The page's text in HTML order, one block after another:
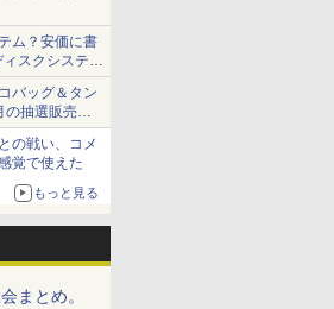
ム？安価に書
スクシステ
バッグ＆タン
の抽選販売の
の戦い、コメ
覚で使えた
もっと見る
まとめ。